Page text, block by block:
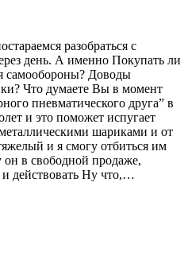
разобраться с
день. А именно Покупать ли
самообороны? Доводы
Что думаете Вы в момент
пневматического друга” в
и это поможет испугает
шариками и от
и я смогу отбиться им
он в свободной продаже,
и действовать Ну что,…